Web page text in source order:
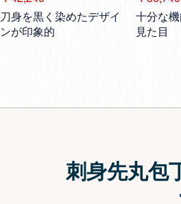
刀身を黒く染めたデザイ
ンが印象的
十分な
見た目
刺身先丸包